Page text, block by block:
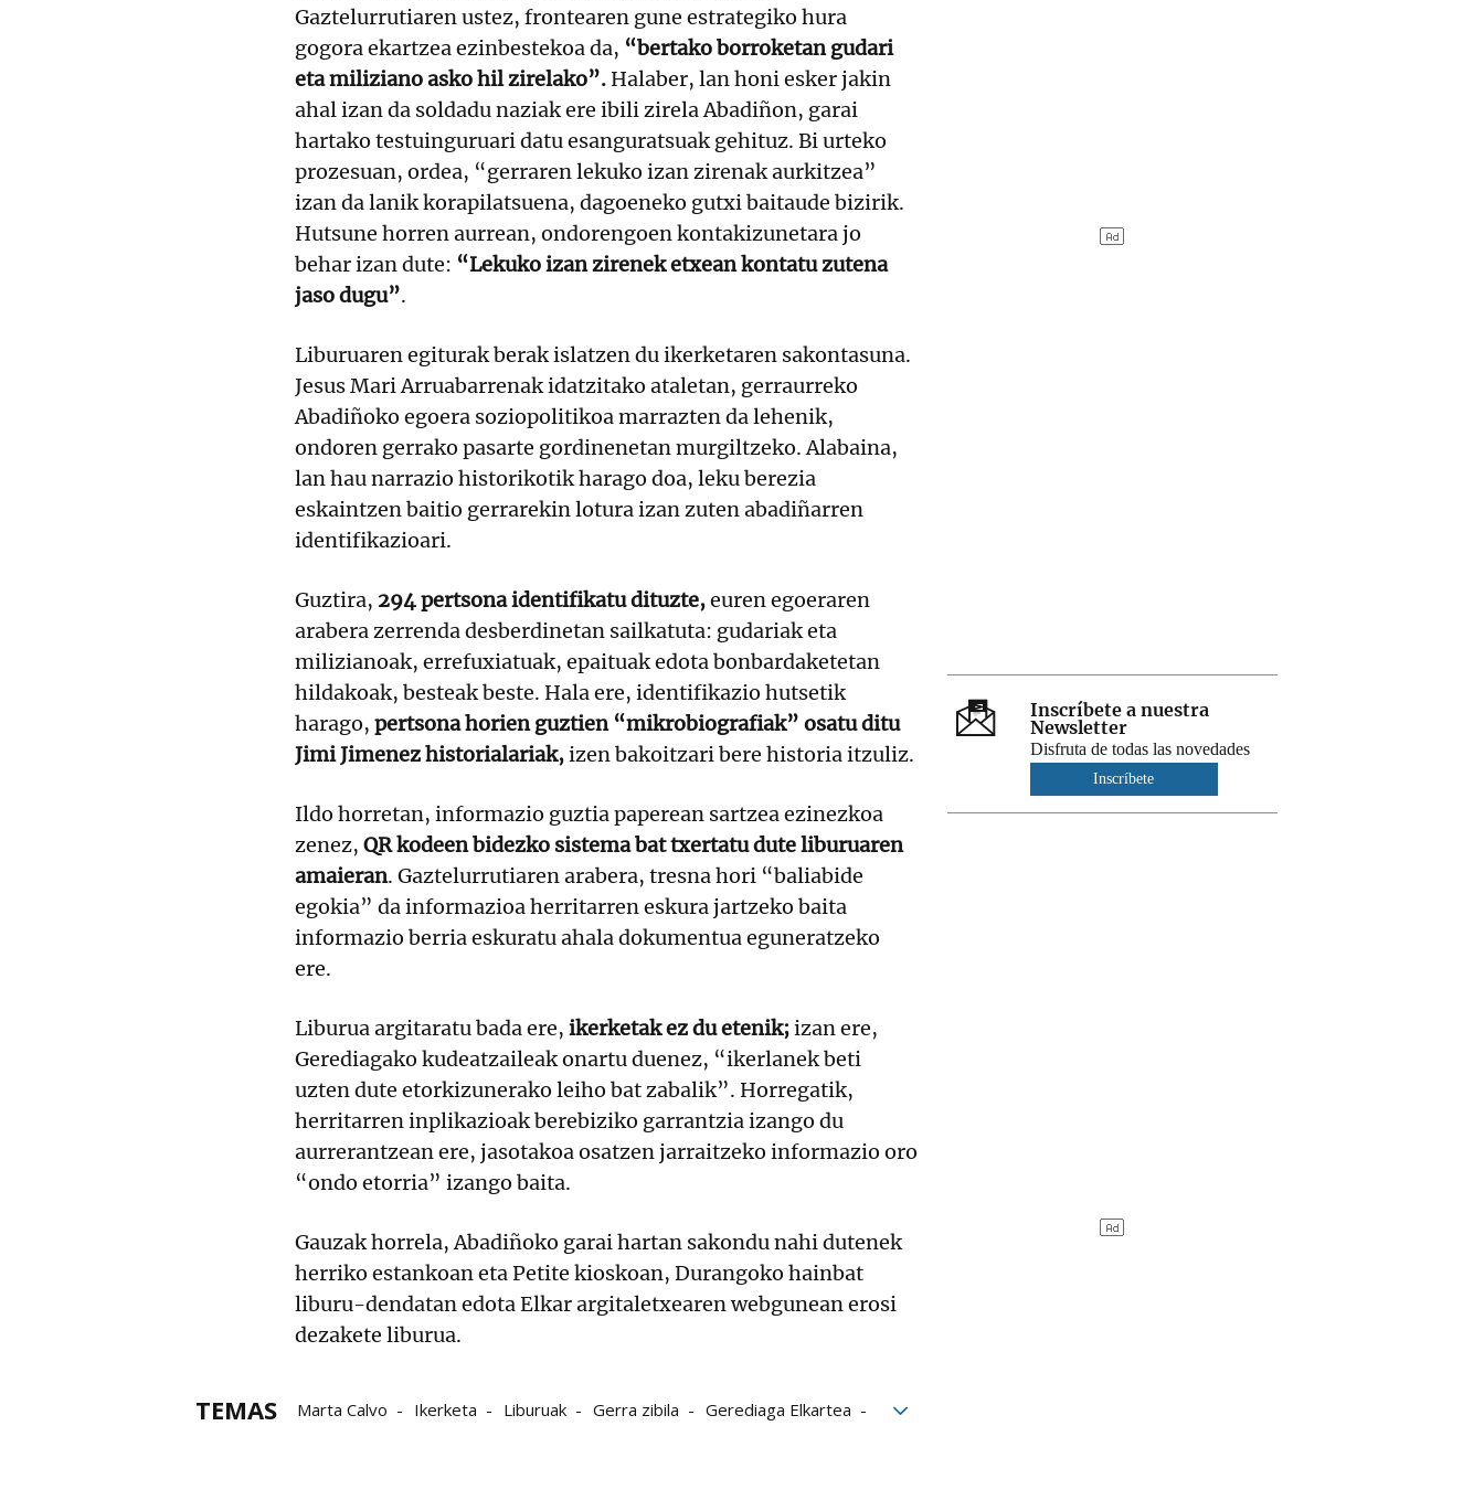
Gaztelurrutiaren ustez, frontearen gune estrategiko hura
gogora ekartzea ezinbestekoa da, “bertako borroketan gudari
eta miliziano asko hil zirelako”. Halaber, lan honi esker jakin
ahal izan da soldadu naziak ere ibili zirela Abadiñon, garai
hartako testuinguruari datu esanguratsuak gehituz. Bi urteko
prozesuan, ordea, “gerraren lekuko izan zirenak aurkitzea”
izan da lanik korapilatsuena, dagoeneko gutxi baitaude bizirik.
Hutsune horren aurrean, ondorengoen kontakizunetara jo
behar izan dute: “Lekuko izan zirenek etxean kontatu zutena
jaso dugu”.
Liburuaren egiturak berak islatzen du ikerketaren sakontasuna.
Jesus Mari Arruabarrenak idatzitako ataletan, gerraurreko
Abadiñoko egoera soziopolitikoa marrazten da lehenik,
ondoren gerrako pasarte gordinenetan murgiltzeko. Alabaina,
lan hau narrazio historikotik harago doa, leku berezia
eskaintzen baitio gerrarekin lotura izan zuten abadiñarren
identifikazioari.
Guztira, 294 pertsona identifikatu dituzte,euren egoeraren
arabera zerrenda desberdinetan sailkatuta: gudariak eta
milizianoak, errefuxiatuak, epaituak edota bonbardaketetan
hildakoak, besteak beste. Hala ere, identifikazio hutsetik
harago, pertsona horien guztien “mikrobiografiak” osatu ditu
Jimi Jimenez historialariak,izen bakoitzari bere historia itzuliz.
Ildo horretan, informazio guztia paperean sartzea ezinezkoa
zenez, QR kodeen bidezko sistema bat txertatu dute liburuaren
amaieran. Gaztelurrutiaren arabera, tresna hori “baliabide
egokia” da informazioa herritarren eskura jartzeko baita
informazio berria eskuratu ahala dokumentua eguneratzeko
ere.
Liburua argitaratu bada ere, ikerketak ez du etenik;izan ere,
Gerediagako kudeatzaileak onartu duenez, “ikerlanek beti
uzten dute etorkizunerako leiho bat zabalik”. Horregatik,
herritarren inplikazioak berebiziko garrantzia izango du
aurrerantzean ere, jasotakoa osatzen jarraitzeko informazio oro
“ondo etorria” izango baita.
Gauzak horrela, Abadiñoko garai hartan sakondu nahi dutenek
herriko estankoan eta Petite kioskoan, Durangoko hainbat
liburu-dendatan edota Elkar argitaletxearen webgunean erosi
dezakete liburua.
TEMAS Marta Calvo Ikerketa Liburuak Gerra zibila
Gerediaga Elkartea
Inscríbete a nuestra
Newsletter
Disfruta de todas las novedades
Inscríbete